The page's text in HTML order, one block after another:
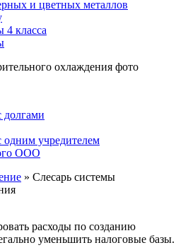
и цветных металлов
4 класса
учредителем
ООО
» Слесарь системы
расходы по созданию
уменьшить налоговые базы.